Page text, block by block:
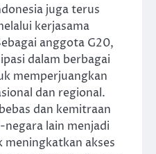
juga terus
kerjasama
anggota G20,
dalam berbagai
memperjuangkan
dan regional.
dan kemitraan
lain menjadi
akses